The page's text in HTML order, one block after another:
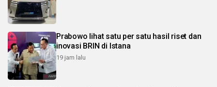
Prabowo lihat satu per satu hasil riset dan
inovasi BRIN di Istana
19 jam lalu